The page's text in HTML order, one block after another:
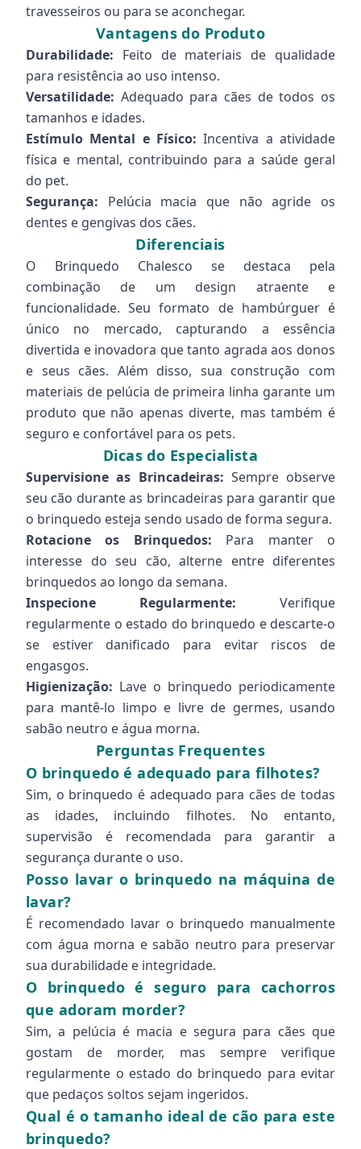
travesseiros ou para se aconchegar.
Vantagens do Produto
Durabilidade: Feito de materiais de qualidade
para resistência ao uso intenso.
Versatilidade: Adequado para cães de todos os
tamanhos e idades.
Estímulo Mental e Físico: Incentiva a atividade
física e mental, contribuindo para a saúde geral
do pet.
Segurança: Pelúcia macia que não agride os
dentes e gengivas dos cães.
Diferenciais
O Brinquedo Chalesco se destaca pela
combinação de um design atraente e
funcionalidade. Seu formato de hambúrguer é
único no mercado, capturando a essência
divertida e inovadora que tanto agrada aos donos
e seus cães. Além disso, sua construção com
materiais de pelúcia de primeira linha garante um
produto que não apenas diverte, mas também é
seguro e confortável para os pets.
Dicas do Especialista
Supervisione as Brincadeiras: Sempre observe
seu cão durante as brincadeiras para garantir que
o brinquedo esteja sendo usado de forma segura.
Rotacione os Brinquedos: Para manter o
interesse do seu cão, alterne entre diferentes
brinquedos ao longo da semana.
Inspecione Regularmente: Verifique
regularmente o estado do brinquedo e descarte-o
se estiver danificado para evitar riscos de
engasgos.
Higienização: Lave o brinquedo periodicamente
para mantê-lo limpo e livre de germes, usando
sabão neutro e água morna.
Perguntas Frequentes
O brinquedo é adequado para filhotes?
Sim, o brinquedo é adequado para cães de todas
as idades, incluindo filhotes. No entanto,
supervisão é recomendada para garantir a
segurança durante o uso.
Posso lavar o brinquedo na máquina de
lavar?
É recomendado lavar o brinquedo manualmente
com água morna e sabão neutro para preservar
sua durabilidade e integridade.
O brinquedo é seguro para cachorros
que adoram morder?
Sim, a pelúcia é macia e segura para cães que
gostam de morder, mas sempre verifique
regularmente o estado do brinquedo para evitar
que pedaços soltos sejam ingeridos.
Qual é o tamanho ideal de cão para este
brinquedo?